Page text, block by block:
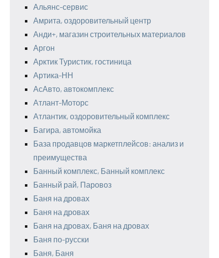
Альянс-сервис
Амрита, оздоровительный центр
Анди+, магазин строительных материалов
Аргон
Арктик Туристик, гостиница
Артика-НН
АсАвто, автокомплекс
Атлант-Моторс
Атлантик, оздоровительный комплекс
Багира, автомойка
База продавцов маркетплейсов: анализ и
преимущества
Банный комплекс, Банный комплекс
Банный рай, Паровоз
Баня на дровах
Баня на дровах
Баня на дровах, Баня на дровах
Баня по-русски
Баня, Баня